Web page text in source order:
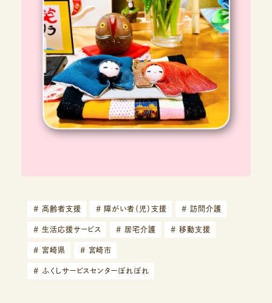
# 高齢者支援 # 障がい者（児）支援 # 訪問介護
# 生活応援サービス # 居宅介護 # 移動支援
# 宮崎県 # 宮崎市
# ふくしサービスセンターぽれぽれ